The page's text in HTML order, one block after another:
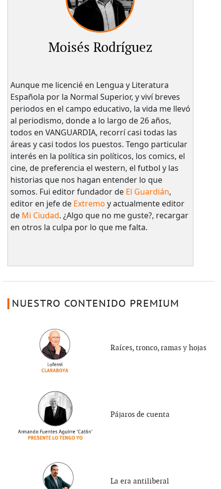
Moisés Rodríguez
Aunque me licencié en Lengua y Literatura
Española por la Normal Superior, y viví breves
periodos en el campo educativo, la vida me llevó
al periodismo, donde a lo largo de 26 años,
todos en VANGUARDIA, recorrí casi todas las
áreas y casi todos los puestos. Tengo particular
interés en la política sin políticos, los comics, el
cine, de preferencia el western, el futbol y las
historias que nos hagan entender lo que
somos. Fui editor fundador de El Guardián,
editor en jefe de Extremo y actualmente editor
de Mi Ciudad. ¿Algo que no me guste?, recargar
en otros la culpa por lo que me falta.
NUESTRO CONTENIDO PREMIUM
Raíces, tronco, ramas y hojas
Pájaros de cuenta
La era antiliberal